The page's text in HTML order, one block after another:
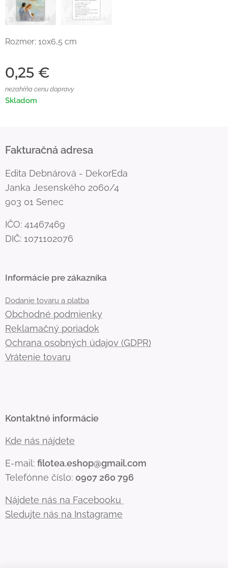
Rozmer: 10x6,5 cm
0,25 €
nezahŕňa cenu dopravy
Skladom
Fakturačná adresa
Edita Debnárová - DekorEda
Janka Jesenského 2060/4
903 01 Senec
IČO: 41467469
DIČ: 1071102076
Informácie pre zákazníka
Dodanie tovaru a platba
Obchodné podmienky
Reklamačný poriadok
Ochrana osobných údajov (GDPR)
Vrátenie tovaru
Kontaktné informácie
Kde nás nájdete
E-mail: filotea.eshop@gmail.com
Telefónne číslo: 0907 260 796
Nájdete nás na Facebooku
Sledujte nás na Instagrame